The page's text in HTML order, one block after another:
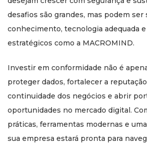
desafios são grandes, mas podem ser
conhecimento, tecnologia adequada
estratégicos como a MACROMIND.
Investir em conformidade não é
proteger dados, fortalecer a
continuidade dos negócios e abrir
oportunidades no mercado digital.
práticas, ferramentas modernas e
sua empresa estará pronta para